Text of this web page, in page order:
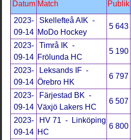
Datum Match Publik
2023-
09-14
Skellefteå AIK -
MoDo Hockey
5 643
2023-
09-14
Timrå IK -
Frölunda HC
5 190
2023-
09-14
Leksands IF -
Örebro HK
6 797
2023-
09-14
Färjestad BK -
Växjö Lakers HC
6 507
2023-
09-14
HV 71 - Linköping
HC
6 800